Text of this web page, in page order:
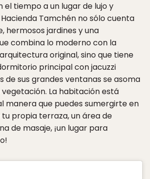
tiempo a un lugar de lujo y
Tamchén no sólo cuenta
hermosos jardines y una
combina lo moderno con la
original, sino que tiene
principal con jacuzzi
de sus grandes ventanas se asoma
La habitación está
manera que puedes sumergirte en
tu propia terraza, un área de
de masaje, ¡un lugar para